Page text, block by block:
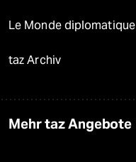
Le Monde diplomatique
taz Archiv
Mehr taz Angebote